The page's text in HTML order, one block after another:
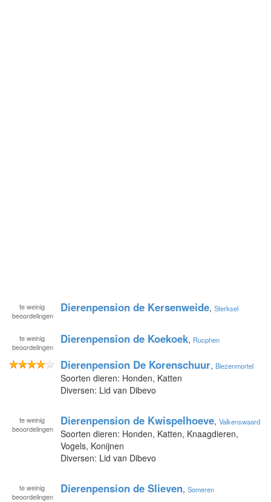
te weinig
beoordelingen
Dierenpension de Kersenweide, Sterksel
te weinig
beoordelingen
Dierenpension de Koekoek, Rucphen
Dierenpension De Korenschuur, Biezenmortel
Soorten dieren: Honden, Katten
Diversen: Lid van Dibevo
te weinig
beoordelingen
Dierenpension de Kwispelhoeve, Valkenswaard
Soorten dieren: Honden, Katten, Knaagdieren,
Vogels, Konijnen
Diversen: Lid van Dibevo
te weinig
beoordelingen
Dierenpension de Slieven, Someren